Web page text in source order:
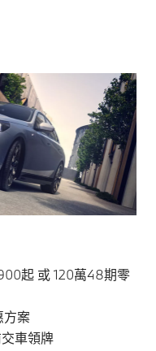
起 或 120萬48期零
方案
車領牌